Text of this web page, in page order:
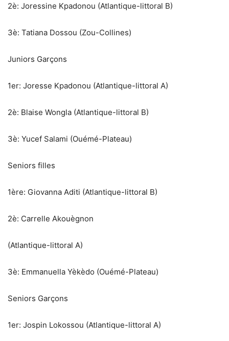
‎2è: Joressine Kpadonou (Atlantique-littoral B)
‎3è: Tatiana Dossou (Zou-Collines)
Juniors Garçons
‎1er: Joresse Kpadonou (Atlantique-littoral A)
‎2è: Blaise Wongla (Atlantique-littoral B)
‎3è: Yucef Salami (Ouémé-Plateau)
Seniors filles
‎1ère: Giovanna Aditi (Atlantique-littoral B)
‎2è: Carrelle Akouègnon
‎(Atlantique-littoral A)
‎3è: Emmanuella Yèkèdo (Ouémé-Plateau)
‎Seniors Garçons
‎1er: Jospin Lokossou (Atlantique-littoral A)